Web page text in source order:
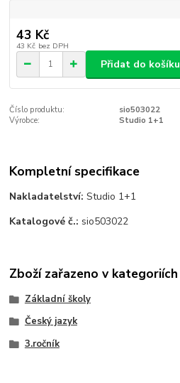
43 Kč
43 Kč bez DPH
Přidat do košíku
Číslo produktu:
sio503022
Výrobce:
Studio 1+1
Kompletní specifikace
Nakladatelství: Studio 1+1
Katalogové č.: sio503022
Zboží zařazeno v kategoriích
Základní školy
Český jazyk
3.ročník